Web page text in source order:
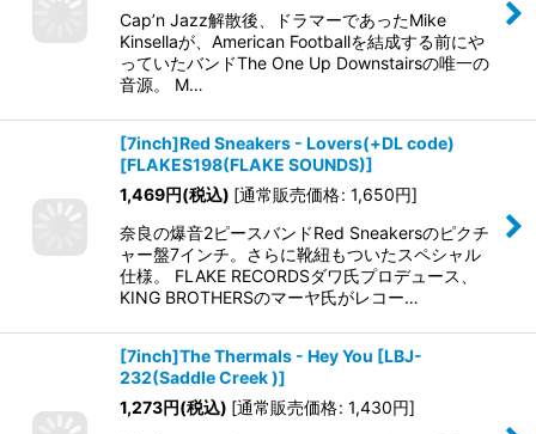
Cap’n Jazz解散後、ドラマーであったMike
Kinsellaが、American Footballを結成する前にや
っていたバンドThe One Up Downstairsの唯一の
音源。 M…
[7inch]Red Sneakers - Lovers(+DL code)
[FLAKES198(FLAKE SOUNDS)]
1,469円(税込) [通常販売価格: 1,650円]
奈良の爆音2ピースバンドRed Sneakersのピクチ
ャー盤7インチ。さらに靴紐もついたスペシャル
仕様。 FLAKE RECORDSダワ氏プロデュース、
KING BROTHERSのマーヤ氏がレコー…
[7inch]The Thermals - Hey You [LBJ-
232(Saddle Creek )]
1,273円(税込) [通常販売価格: 1,430円]